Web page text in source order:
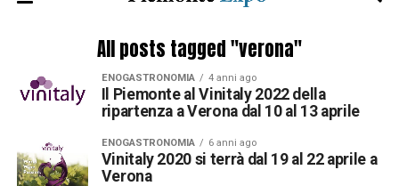
All posts tagged "verona"
ENOGASTRONOMIA 4 anni ago
Il Piemonte al Vinitaly 2022 della
ripartenza a Verona dal 10 al 13 aprile
ENOGASTRONOMIA 6 anni ago
Vinitaly 2020 si terrà dal 19 al 22 aprile a
Verona